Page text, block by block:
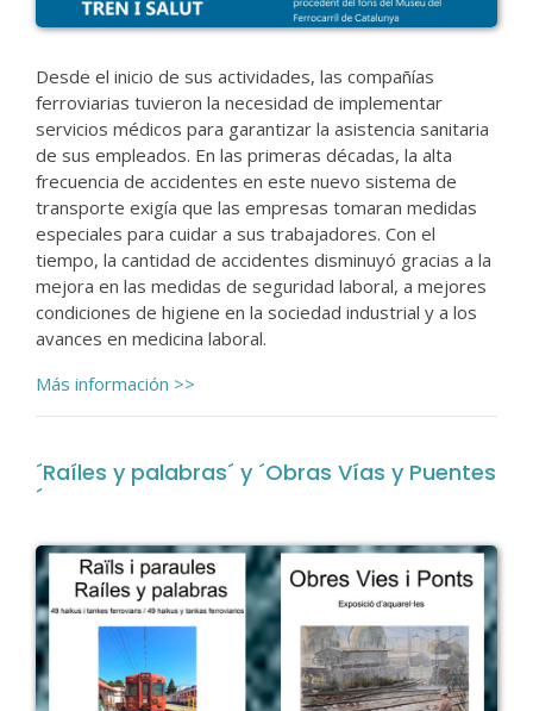
Desde el inicio de sus actividades, las compañías
ferroviarias tuvieron la necesidad de implementar
servicios médicos para garantizar la asistencia sanitaria
de sus empleados. En las primeras décadas, la alta
frecuencia de accidentes en este nuevo sistema de
transporte exigía que las empresas tomaran medidas
especiales para cuidar a sus trabajadores. Con el
tiempo, la cantidad de accidentes disminuyó gracias a la
mejora en las medidas de seguridad laboral, a mejores
condiciones de higiene en la sociedad industrial y a los
avances en medicina laboral.
Más información >>
´Raíles y palabras´ y ´Obras Vías y Puentes
´